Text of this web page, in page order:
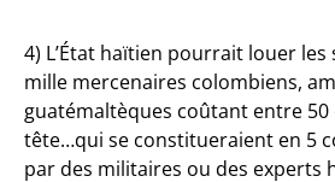
4) L’État haïtien pourrait louer les
mille mercenaires colombiens,
guatémaltèques coûtant entre 50
tête…qui se constitueraient en 5
par des militaires ou des experts